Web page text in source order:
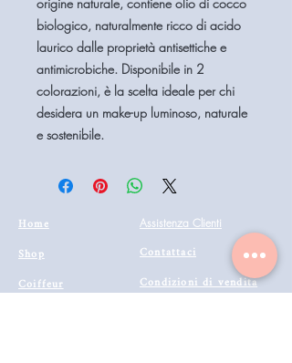
biologico, naturalmente ricco di acido
laurico dalle proprietà antisettiche e
antimicrobiche. Disponibile in 2
colorazioni, è la scelta ideale per chi
desidera un make-up luminoso, naturale
e sostenibile.
Home
Shop
Coiffeur
Assistenza Clienti
Contattaci
Condizioni di vendita